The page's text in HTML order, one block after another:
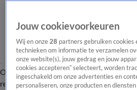
Overzicht Laatste nieuws Regionieuws Het
redactie
Jouw cookievoorkeuren
Wij en onze28 partners gebruiken cookies
technieken om informatie te verzamelen
onze website(s), jouw gedrag en jouw
cookies accepteren” selecteert, worden
ingeschakeld om onze advertenties en
personaliseren, onze producten en